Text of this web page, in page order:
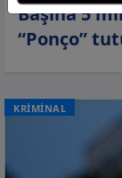
Başına 5
“Ponço”
KRİMİNAL